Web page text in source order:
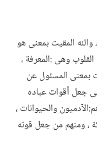
المقيت بمعنى هو
وهى :المعرفة ،
بمعنى المسئول عن
جعل أقوات عباده
والحيوانات ،
، ومنهم من جعل قوته